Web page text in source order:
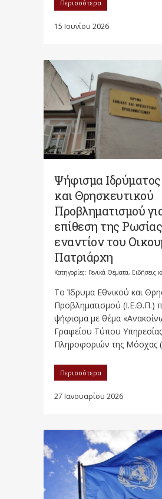
Περισσότερα
15 Ιουνίου 2026
Ψήφισμα
και Θρησκευτικού
Προβληματισμού
επίθεση της Ρωσίας
εναντίον του
Πατριάρχη
Κατηγορίες: Γενικά Θέματα, Ειδήσεις
Το Ίδρυμα Εθνικού και
Προβληματισμού (Ι.Ε.Θ.Π.)
ψήφισμα με θέμα
Γραφείου Τύπου Υπηρεσίας
Πληροφοριών της Μόσχας
Περισσότερα
27 Ιανουαρίου 2026